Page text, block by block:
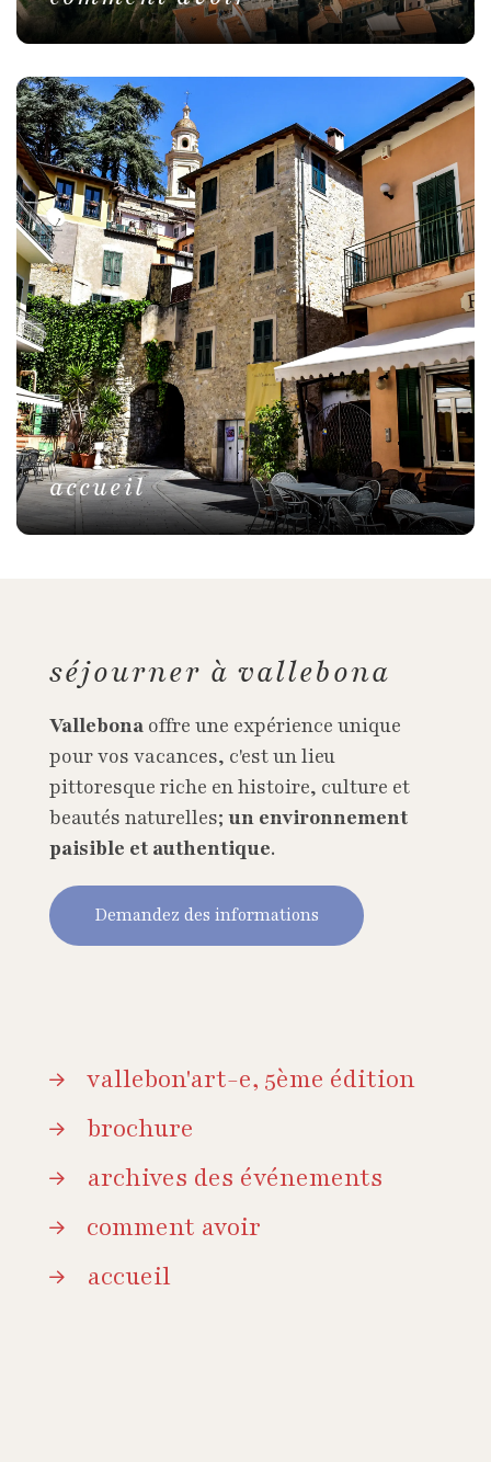
accueil
séjourner à vallebona
Vallebona offre une expérience unique
pour vos vacances, c'est un lieu
pittoresque riche en histoire, culture et
beautés naturelles; un environnement
paisible et authentique.
Demandez des informations
vallebon'art-e, 5ème édition
brochure
archives des événements
comment avoir
accueil